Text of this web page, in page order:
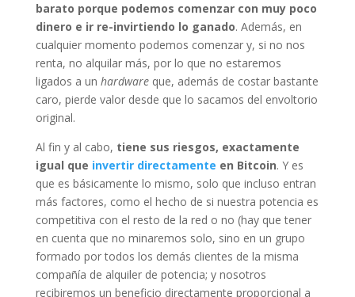
barato porque podemos comenzar con muy poco
dinero e ir re-invirtiendo lo ganado. Además, en
cualquier momento podemos comenzar y, si no nos
renta, no alquilar más, por lo que no estaremos
ligados a un hardwareque, además de costar bastante
caro, pierde valor desde que lo sacamos del envoltorio
original.
Al fin y al cabo, tiene sus riesgos, exactamente
igual que invertir directamente en Bitcoin. Y es
que es básicamente lo mismo, solo que incluso entran
más factores, como el hecho de si nuestra potencia es
competitiva con el resto de la red o no (hay que tener
en cuenta que no minaremos solo, sino en un grupo
formado por todos los demás clientes de la misma
compañía de alquiler de potencia; y nosotros
recibiremos un beneficio directamente proporcional a